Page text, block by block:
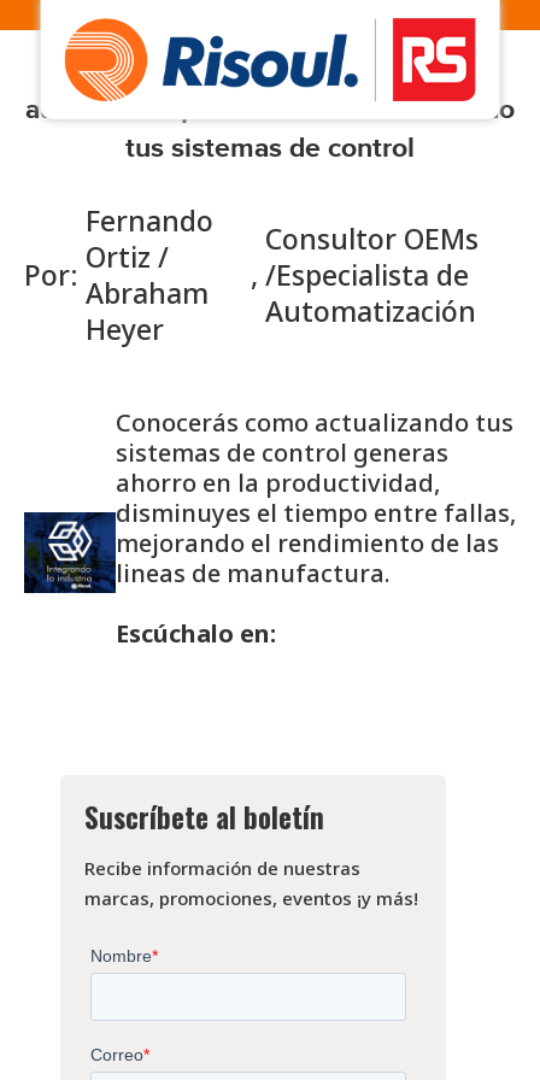
#16 - Conoce como reducir costos y
aumentar la productividad actualizando
tus sistemas de control
Por:
Fernando
Ortiz /
Abraham
Heyer
,
Consultor OEMs
/Especialista de
Automatización
Conocerás como actualizando tus
sistemas de control generas
ahorro en la productividad,
disminuyes el tiempo entre fallas,
mejorando el rendimiento de las
lineas de manufactura.
Escúchalo en:
Suscríbete al boletín
Recibe información de nuestras
marcas, promociones, eventos ¡y más!